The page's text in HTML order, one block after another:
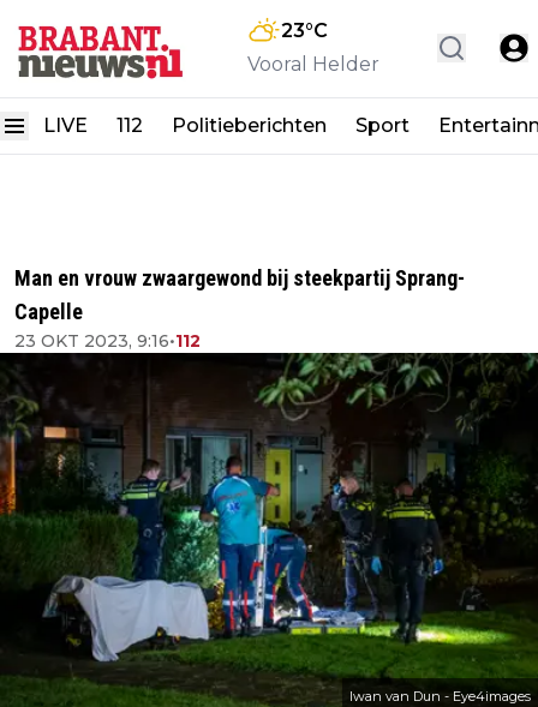
23°C
Vooral Helder
LIVE 112 Politieberichten Sport
Man en vrouw zwaargewond bij steekpartij Sprang-
Capelle
23 OKT 2023, 9:16•112
Iwan van Dun - Eye4images